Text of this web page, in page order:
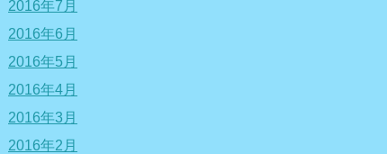
2016年7月
2016年6月
2016年5月
2016年4月
2016年3月
2016年2月